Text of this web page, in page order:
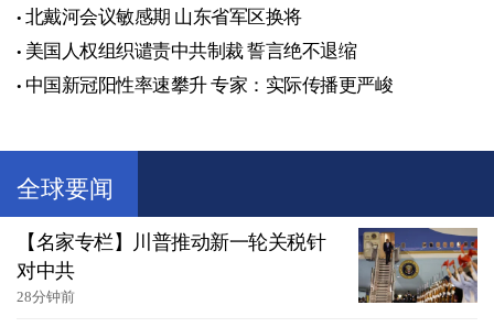
北戴河会议敏感期 山东省军区换将
美国人权组织谴责中共制裁 誓言绝不退缩
中国新冠阳性率速攀升 专家：实际传播更严峻
全球要闻
【名家专栏】川普推动新一轮关税针
对中共
28分钟前